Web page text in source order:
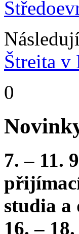
Štreita v
0
7. – 11.
studia a
16. –